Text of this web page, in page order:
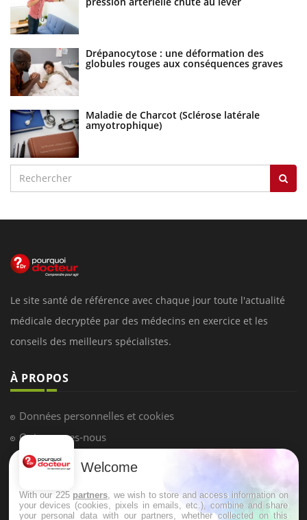
Drépanocytose : une déformation des
globules rouges aux conséquences graves
Maladie de Charcot (Sclérose latérale
amyotrophique)
Le site santé de référence avec chaque jour toute l'actualité
médicale decryptée par des médecins en exercice et les
conseils des meilleurs spécialistes.
À PROPOS
Données personnelles et cookies
Qui sommes-nous
Conditions d'utilisation
Mentions Légales
Welcome
With our 225 partners , we wish to store and access information on
your devices (cookies, pixels in emails, etc.), combine and share
your personal data with our partners, whether collected on this